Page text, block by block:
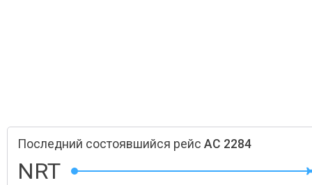
Последний состоявшийся рейс AC 2284
NRT